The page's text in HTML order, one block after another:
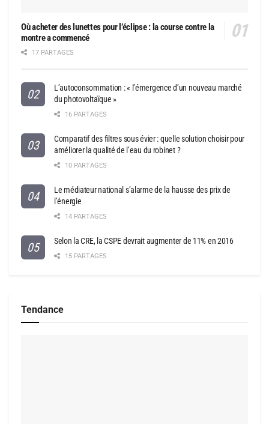
Où acheter des lunettes pour l’éclipse : la course contre la
montre a commencé
17 PARTAGES
L’autoconsommation : « l’émergence d’un nouveau marché
du photovoltaïque »
16 PARTAGES
Comparatif des filtres sous évier : quelle solution choisir pour
améliorer la qualité de l’eau du robinet ?
10 PARTAGES
Le médiateur national s’alarme de la hausse des prix de
l’énergie
14 PARTAGES
Selon la CRE, la CSPE devrait augmenter de 11% en 2016
15 PARTAGES
Tendance